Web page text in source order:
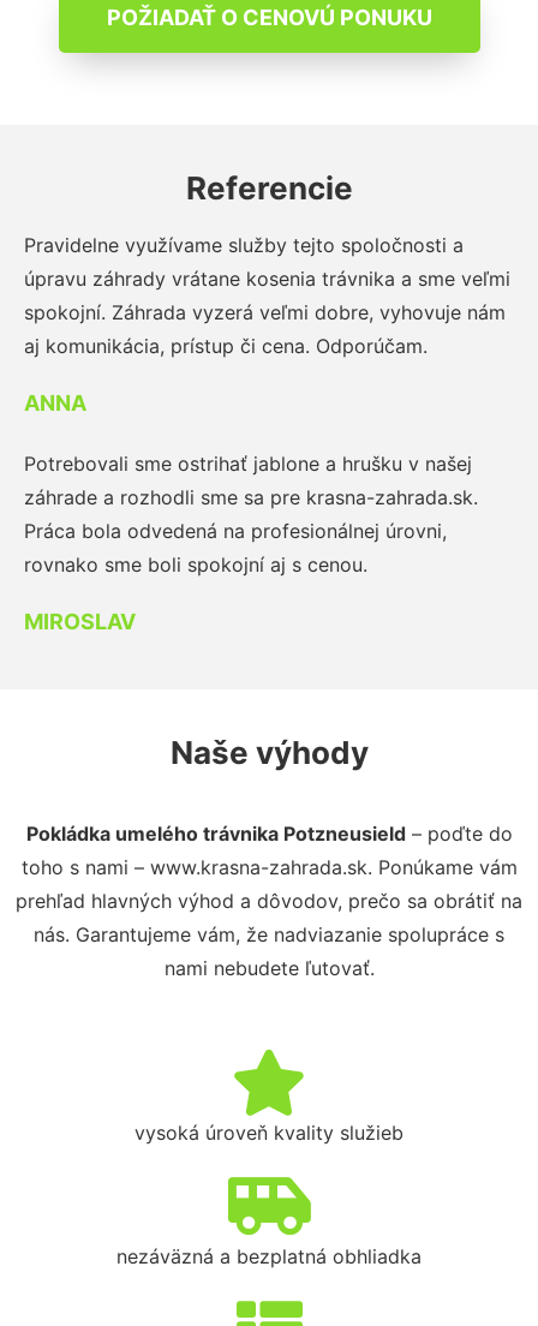
POŽIADAŤ O CENOVÚ PONUKU
Referencie
Pravidelne využívame služby tejto spoločnosti a
úpravu záhrady vrátane kosenia trávnika a sme veľmi
spokojní. Záhrada vyzerá veľmi dobre, vyhovuje nám
aj komunikácia, prístup či cena. Odporúčam.
ANNA
Potrebovali sme ostrihať jablone a hrušku v našej
záhrade a rozhodli sme sa pre krasna-zahrada.sk.
Práca bola odvedená na profesionálnej úrovni,
rovnako sme boli spokojní aj s cenou.
MIROSLAV
Naše výhody
Pokládka umelého trávnika Potzneusield– poďte do
toho s nami – www.krasna-zahrada.sk. Ponúkame vám
prehľad hlavných výhod a dôvodov, prečo sa obrátiť na
nás. Garantujeme vám, že nadviazanie spolupráce s
nami nebudete ľutovať.
vysoká úroveň kvality služieb
nezáväzná a bezplatná obhliadka